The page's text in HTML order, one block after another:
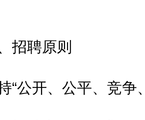
聘原则
开、公平、竞争